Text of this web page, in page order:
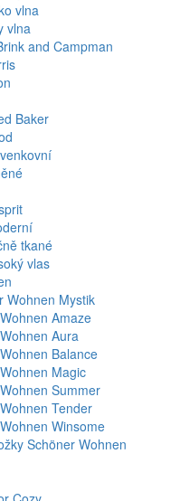
vlna
vlna
and Campman
Baker
tkané
vlas
Wohnen Mystik
Amaze
Aura
Balance
Magic
Summer
Tender
Winsome
Schöner Wohnen